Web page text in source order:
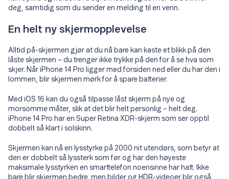
deg, samtidig som du sender en melding til en venn.
En helt ny skjermopplevelse
Alltid på-skjermen gjør at du nå bare kan kaste et blikk på den
låste skjermen – du trenger ikke trykke på den for å se hva som
skjer. Når iPhone 14 Pro ligger med forsiden ned eller du har den i
lommen, blir skjermen mørk for å spare batterier.
Med iOS 16 kan du også tilpasse låst skjerm på nye og
morsomme måter, slik at det blir helt personlig – helt deg.
iPhone 14 Pro har en Super Retina XDR-skjerm som ser opptil
dobbelt så klart i solskinn.
Skjermen kan nå en lysstyrke på 2000 nit utendørs, som betyr at
den er dobbelt så lyssterk som før og har den høyeste
maksimale lysstyrken en smarttelefon noensinne har hatt. Ikke
bare blir skjermen bedre, men bilder og HDR-videoer blir også